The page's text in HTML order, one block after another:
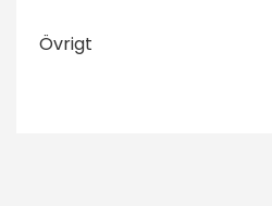
Övrigt